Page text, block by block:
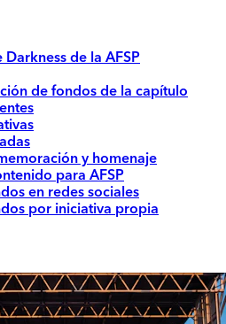
de la AFSP
de fondos de la capítulo
y homenaje
para AFSP
en redes sociales
por iniciativa propia